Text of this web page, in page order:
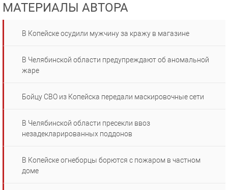
МАТЕРИАЛЫ АВТОРА
В Копейске осудили мужчину за кражу в магазине
В Челябинской области предупреждают об аномальной
жаре
Бойцу СВО из Копейска передали маскировочные сети
В Челябинской области пресекли ввоз
незадекларированных поддонов
В Копейске огнеборцы борются с пожаром в частном
доме